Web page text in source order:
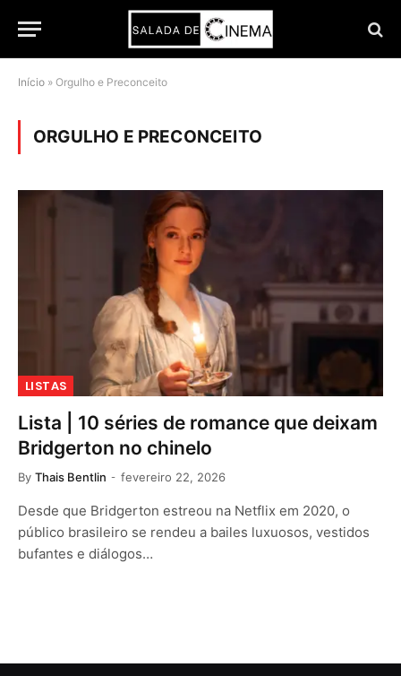
Início » Orgulho e Preconceito
ORGULHO E PRECONCEITO
LISTAS
Lista | 10 séries de romance que deixam
Bridgerton no chinelo
By Thais Bentlin fevereiro 22, 2026
Desde que Bridgerton estreou na Netflix em 2020, o
público brasileiro se rendeu a bailes luxuosos, vestidos
bufantes e diálogos…